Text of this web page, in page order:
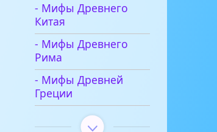
- Мифы Древнего
Китая
- Мифы Древнего
Рима
- Мифы Древней
Греции